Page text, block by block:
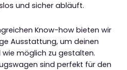
und sicher abläuft.
Know-how bieten wir
Ausstattung, um deinen
möglich zu gestalten.
sind perfekt für den